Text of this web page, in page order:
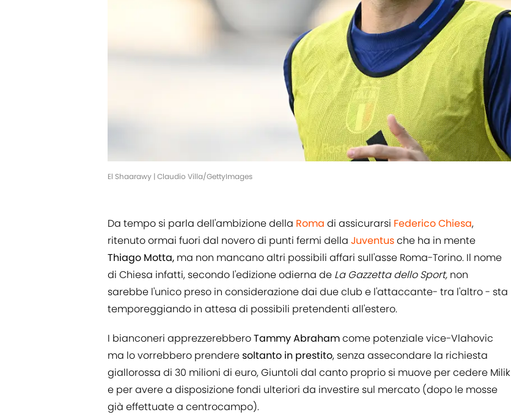
El Shaarawy | Claudio Villa/GettyImages
Da tempo si parla dell'ambizione della Roma di assicurarsi Federico Chiesa,
ritenuto ormai fuori dal novero di punti fermi della Juventusche ha in mente
Thiago Motta, ma non mancano altri possibili affari sull'asse Roma-Torino. Il nome
di Chiesa infatti, secondo l'edizione odierna de La Gazzetta dello Sport, non
sarebbe l'unico preso in considerazione dai due club e l'attaccante- tra l'altro - sta
temporeggiando in attesa di possibili pretendenti all'estero.
I bianconeri apprezzerebberoTammy Abrahamcome potenziale vice-Vlahovic
ma lo vorrebbero prenderesoltanto in prestito, senza assecondare la richiesta
giallorossa di 30 milioni di euro, Giuntoli dal canto proprio si muove per cedere Milik
e per avere a disposizione fondi ulteriori da investire sul mercato (dopo le mosse
già effettuate a centrocampo).